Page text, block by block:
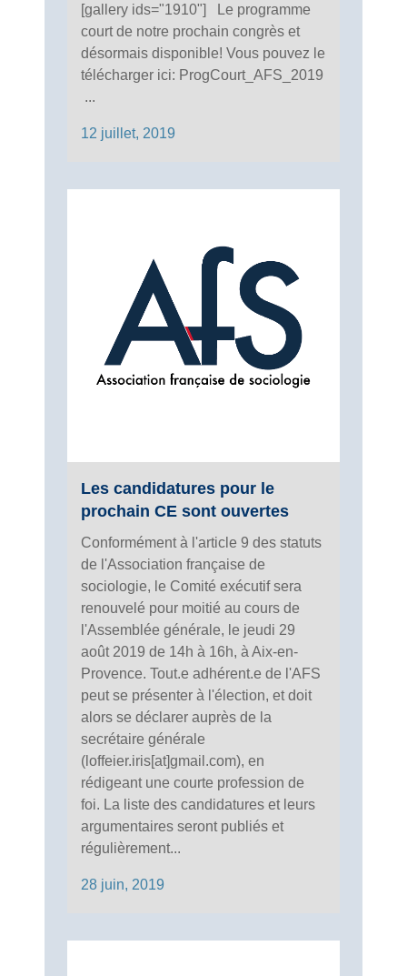
[gallery ids="1910"] Le programme
court de notre prochain congrès et
désormais disponible! Vous pouvez le
télécharger ici: ProgCourt_AFS_2019
...
12 juillet, 2019
Les candidatures pour le
prochain CE sont ouvertes
Conformément à l'article 9 des statuts
de l'Association française de
sociologie, le Comité exécutif sera
renouvelé pour moitié au cours de
l'Assemblée générale, le jeudi 29
août 2019 de 14h à 16h, à Aix-en-
Provence. Tout.e adhérent.e de l'AFS
peut se présenter à l'élection, et doit
alors se déclarer auprès de la
secrétaire générale
(loffeier.iris[at]gmail.com), en
rédigeant une courte profession de
foi. La liste des candidatures et leurs
argumentaires seront publiés et
régulièrement...
28 juin, 2019